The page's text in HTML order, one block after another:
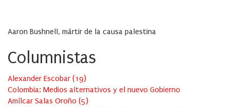
Aaron Bushnell, mártir de la causa palestina
Columnistas
Alexander Escobar (19)
Colombia: Medios alternativos y el nuevo Gobierno
Amílcar Salas Oroño (5)